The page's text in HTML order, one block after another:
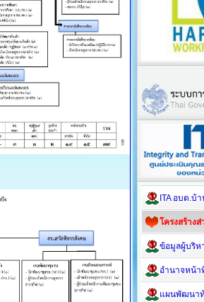
ITA อบต.บ้
โครงสร้าง
ข้อมูลผู้บริห
อำนาจหน้า
แผนพัฒนา